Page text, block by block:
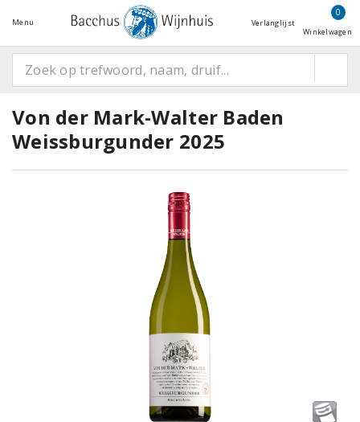
Menu Verlanglijst
0
Winkelwagen
Von der Mark-Walter Baden
Weissburgunder 2025